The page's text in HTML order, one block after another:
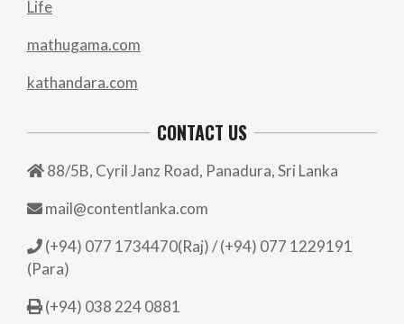
Life
mathugama.com
kathandara.com
CONTACT US
88/5B, Cyril Janz Road, Panadura, Sri Lanka
mail@contentlanka.com
(+94) 077 1734470(Raj) / (+94) 077 1229191
(Para)
(+94) 038 224 0881